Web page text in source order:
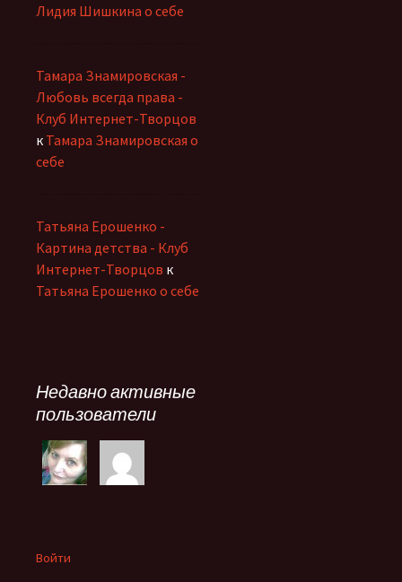
Лидия Шишкина о себе
Тамара Знамировская -
Любовь всегда права -
Клуб Интернет-Творцов
к Тамара Знамировская о
себе
Татьяна Ерошенко -
Картина детства - Клуб
Интернет-Творцов к
Татьяна Ерошенко о себе
Недавно активные
пользователи
Войти